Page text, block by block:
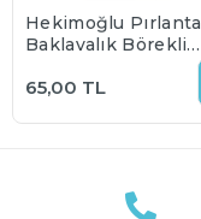
Hekimoğlu Pırlanta
Baklavalık Böreklik
Pakette
65,00 TL